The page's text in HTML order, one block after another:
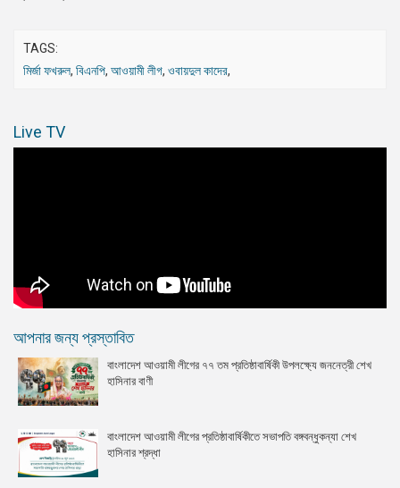
TAGS:
মির্জা ফখরুল, বিএনপি, আওয়ামী লীগ, ওবায়দুল কাদের,
Live TV
আপনার জন্য প্রস্তাবিত
বাংলাদেশ আওয়ামী লীগের ৭৭ তম প্রতিষ্ঠাবার্ষিকী উপলক্ষ্যে জননেত্রী শেখ
হাসিনার বাণী
বাংলাদেশ আওয়ামী লীগের প্রতিষ্ঠাবার্ষিকীতে সভাপতি বঙ্গবন্ধুকন্যা শেখ
হাসিনার শ্রদ্ধা